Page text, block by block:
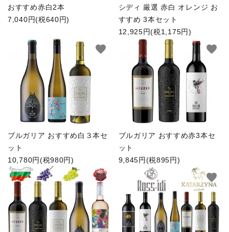
おすすめ赤白2本
7,040円(税640円)
シディ 厳選 赤白 オレンジ お
すすめ 3本セット
12,925円(税1,175円)
ブルガリア おすすめ白３本セ
ット
10,780円(税980円)
favorite
ブルガリア おすすめ赤3本セ
ット
9,845円(税895円)
favorite
favorite favorite